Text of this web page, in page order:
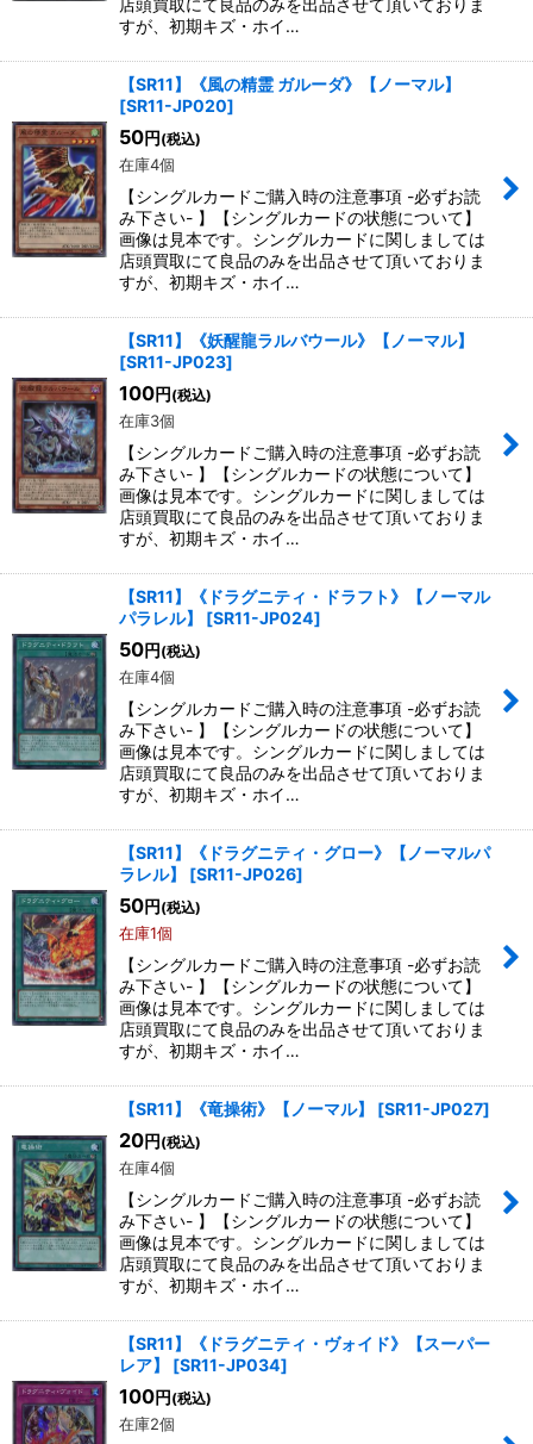
店頭買取にて良品のみを出品させて頂いておりま
すが、初期キズ・ホイ…
【SR11】《風の精霊 ガルーダ》【ノーマル】
[SR11-JP020]
50円 (税込)
在庫4個
【シングルカードご購入時の注意事項 -必ずお読
み下さい- 】【シングルカードの状態について】
画像は見本です。シングルカードに関しましては
店頭買取にて良品のみを出品させて頂いておりま
すが、初期キズ・ホイ…
【SR11】《妖醒龍ラルバウール》【ノーマル】
[SR11-JP023]
100円 (税込)
在庫3個
【シングルカードご購入時の注意事項 -必ずお読
み下さい- 】【シングルカードの状態について】
画像は見本です。シングルカードに関しましては
店頭買取にて良品のみを出品させて頂いておりま
すが、初期キズ・ホイ…
【SR11】《ドラグニティ・ドラフト》【ノーマル
パラレル】
[SR11-JP024]
50円 (税込)
在庫4個
【シングルカードご購入時の注意事項 -必ずお読
み下さい- 】【シングルカードの状態について】
画像は見本です。シングルカードに関しましては
店頭買取にて良品のみを出品させて頂いておりま
すが、初期キズ・ホイ…
【SR11】《ドラグニティ・グロー》【ノーマルパ
ラレル】
[SR11-JP026]
50円 (税込)
在庫1個
【シングルカードご購入時の注意事項 -必ずお読
み下さい- 】【シングルカードの状態について】
画像は見本です。シングルカードに関しましては
店頭買取にて良品のみを出品させて頂いておりま
すが、初期キズ・ホイ…
【SR11】《竜操術》【ノーマル】 [SR11-JP027]
20円 (税込)
在庫4個
【シングルカードご購入時の注意事項 -必ずお読
み下さい- 】【シングルカードの状態について】
画像は見本です。シングルカードに関しましては
店頭買取にて良品のみを出品させて頂いておりま
すが、初期キズ・ホイ…
【SR11】《ドラグニティ・ヴォイド》【スーパー
レア】
[SR11-JP034]
100円 (税込)
在庫2個